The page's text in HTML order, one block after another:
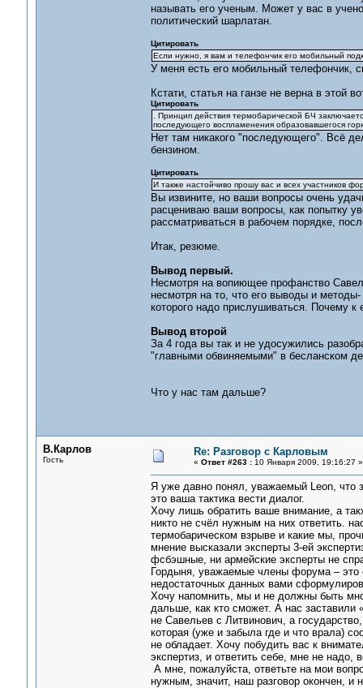
называть его ученым. Может у вас в
политический шарлатан.
Цитировать
Если нужно, я вам и телефончик его мобильный
У меня есть его мобильный телефончик,
Кстати, статья на ганзе не верна в этой
Цитировать
. Принцип действия термобарической БЧ
последующего воспламенения образовавшегося
Нет там никакого "последующего". Всё
бензином.
Цитировать
И также настойчиво прошу вас и всех участников
Вы извините, но ваши вопросы очень
расцениваю ваши вопросы, как попытку
рассматриваться в рабочем порядке,
Итак, резюме.
Вывод первый.
Несмотря на вопиющее профанство
несмотря на то, что его выводы и
которого надо прислушиваться. Почему
Вывод второй
За 4 года вы так и не удосужились
"главными обвиняемыми" в бесланском
Что у нас там дальше?
В.Карлов
Гость
Re: Разговор с Карловым
« Ответ #263 :10 Января 2009, 19:16:27 »
Я уже давно понял, уважаемый Leon, что
это ваша тактика вести диалог.
Хочу лишь обратить ваше внимание, а
никто не счёл нужным на них ответить.
термобарическом взрыве и какие мы,
мнение высказали эксперты 3-ей
фсбэшные, ни армейские эксперты не
Гордыня, уважаемые члены форума – это
недостаточных данных вами
Хочу напомнить, мы и не должны быть
дальше, как кто сможет. А нас заставили
не Савельев с Литвинович, а
которая (уже и забыла где и что врала)
не обладает. Хочу побудить вас к
экспертиз, и ответить себе, мне не
А мне, пожалуйста, ответьте на мои
нужным, значит, наш разговор окончен,